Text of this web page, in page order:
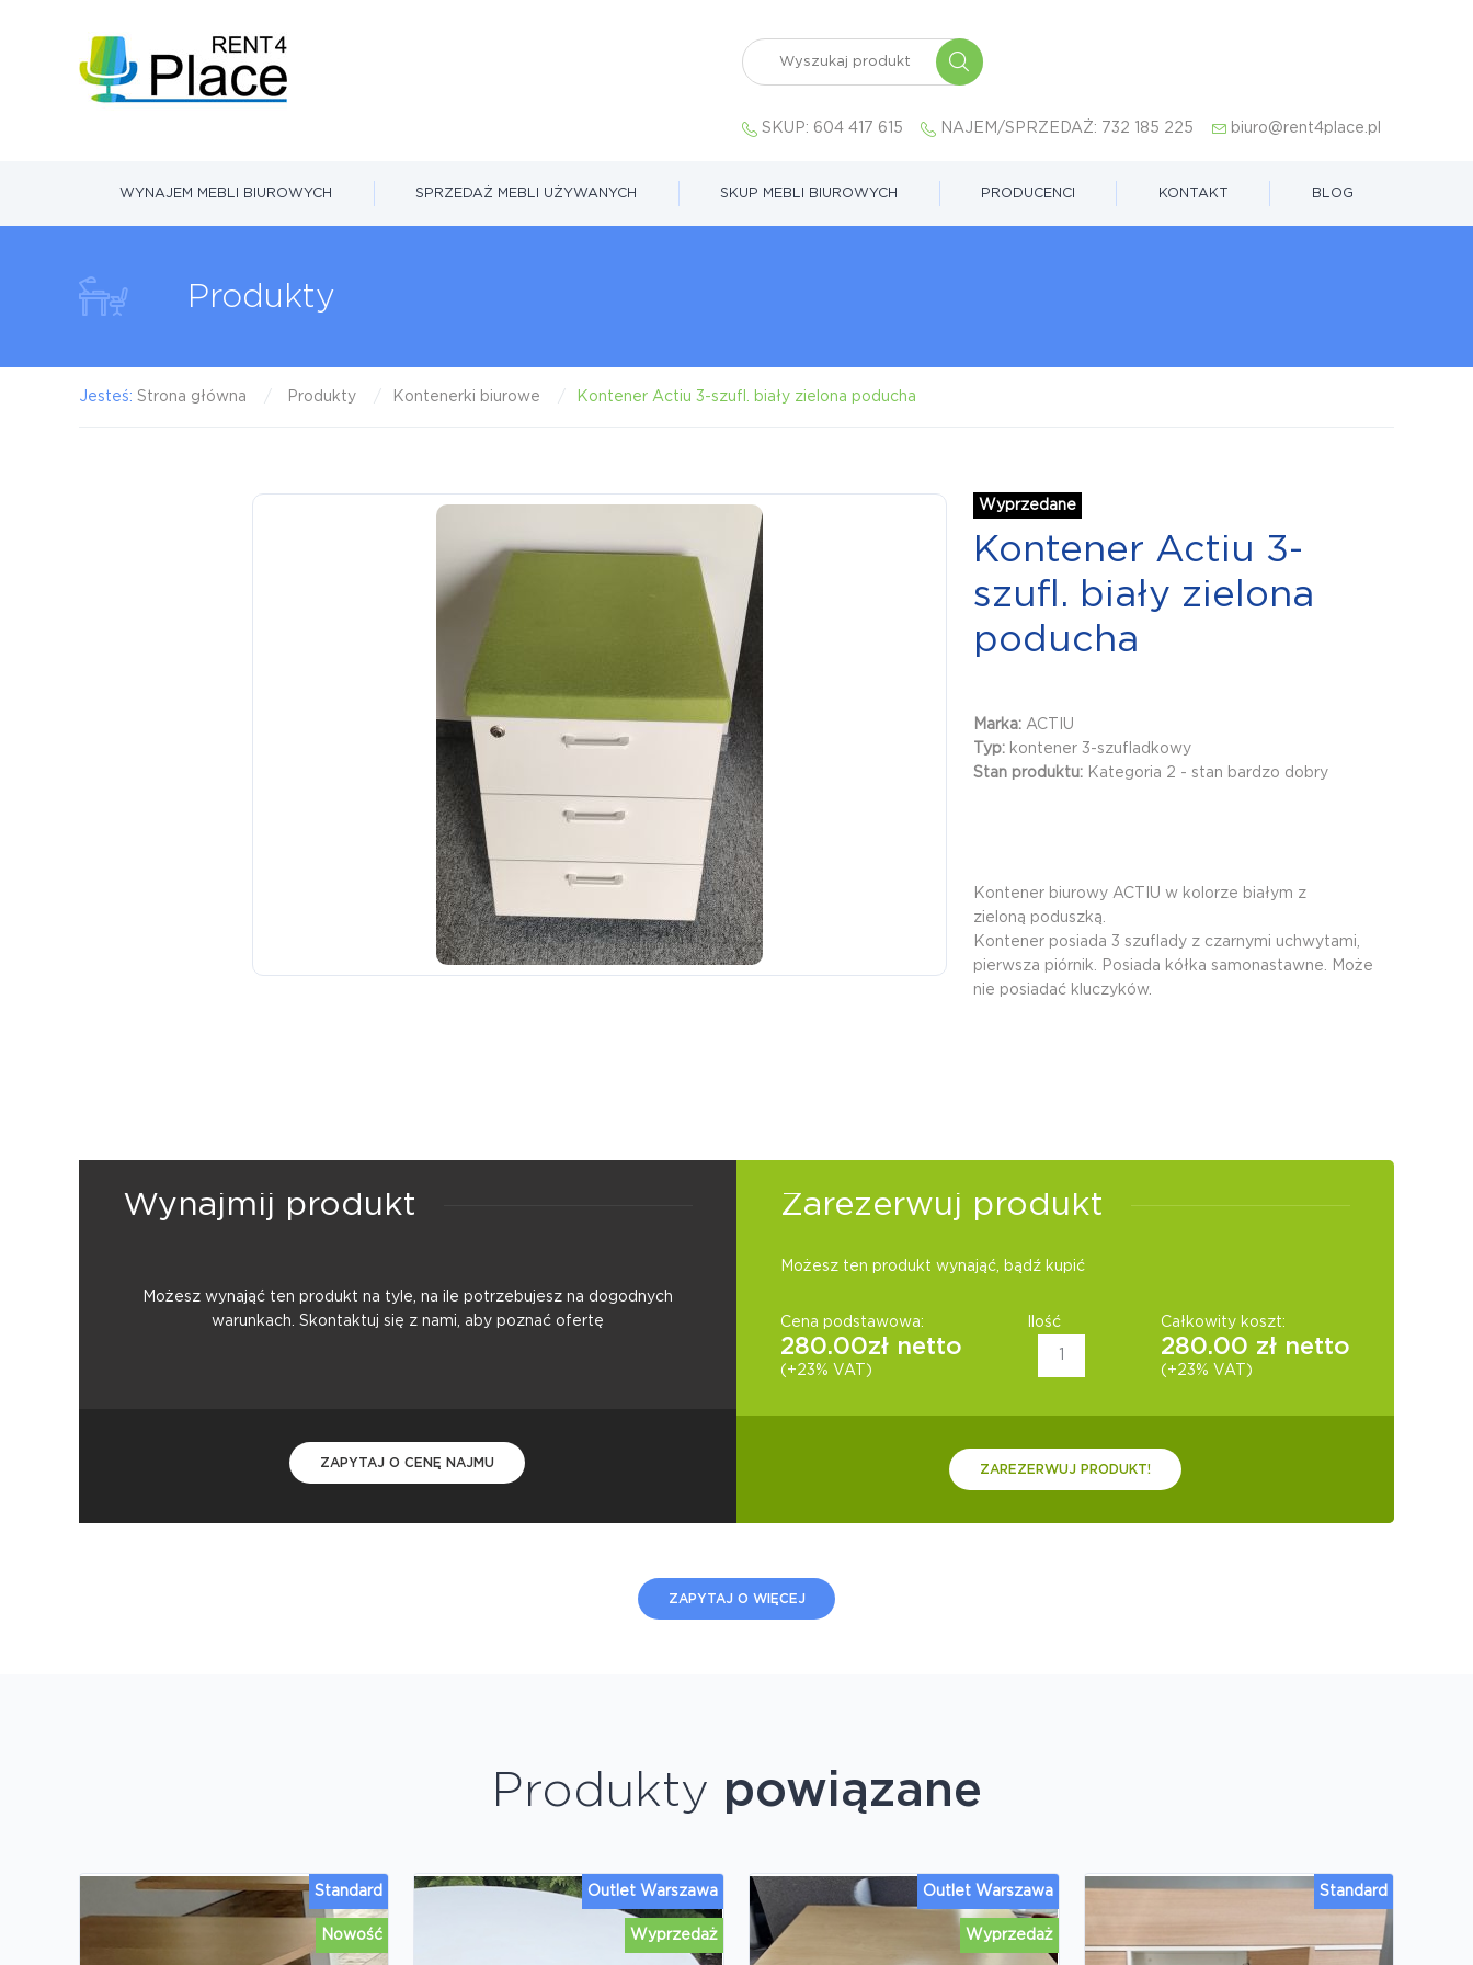
SKUP: 604 417 615 NAJEM/SPRZEDAŻ: 732 185 225 biuro@rent4place.pl
WYNAJEM MEBLI BIUROWYCH SPRZEDAŻ MEBLI UŻYWANYCH SKUP MEBLI BIUROWYCH PRODUCENCI KONTAKT BLOG
Produkty
Jesteś: Strona główna Produkty Kontenerki biurowe Kontener Actiu 3-szufl. biały zielona poducha
Wyprzedane
Kontener Actiu 3-
szufl. biały zielona
poducha
Marka:ACTIU
Typ: kontener 3-szufladkowy
Stan produktu: Kategoria 2 - stan bardzo dobry
Kontener biurowy ACTIU w kolorze białym z
zieloną poduszką.​
​Kontener posiada 3 szuflady z czarnymi uchwytami,
pierwsza piórnik. Posiada kółka samonastawne. Może
nie posiadać kluczyków.​
Wynajmij produkt
Możesz wynająć ten produkt na tyle, na ile potrzebujesz na dogodnych
warunkach. Skontaktuj się z nami, aby poznać ofertę
ZAPYTAJ O CENĘ NAJMU
Zarezerwuj produkt
Możesz ten produkt wynająć, bądź kupić
Cena podstawowa:
280.00zł netto
(+23% VAT)
Ilość Całkowity koszt:
280.00 zł netto
(+23% VAT)
ZAREZERWUJ PRODUKT!
ZAPYTAJ O WIĘCEJ
Produkty powiązane
Nowość
Standard
Wyprzedaż
Outlet Warszawa
Wyprzedaż
Outlet Warszawa Standard